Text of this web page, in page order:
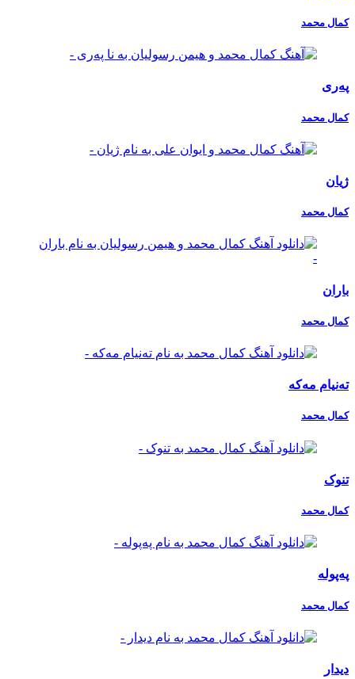
کمال محمد
پەری
کمال محمد
ژیان
کمال محمد
باران
کمال محمد
تەنیام مەکە
کمال محمد
تنوک
کمال محمد
پەپولە
کمال محمد
دیدار